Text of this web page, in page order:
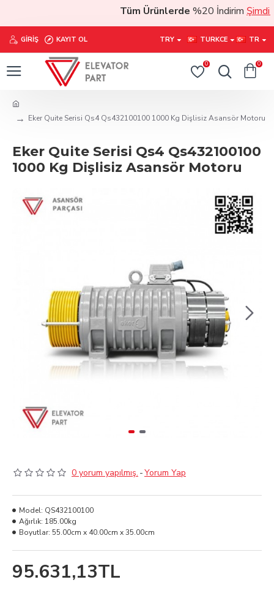
Tüm Ürünlerde%20 İndirimŞimdi
GIRIŞ KAYIT OL TRY TURKCE TR
0 0
Eker Quite Serisi Qs4 Qs432100100 1000 Kg Dişlisiz Asansör Motoru
Eker Quite Serisi Qs4 Qs432100100
1000 Kg Dişlisiz Asansör Motoru
0 yorum yapılmış. -Yorum Yap
95.631,13TL
Model: QS432100100
Ağırlık: 185.00kg
Boyutlar: 55.00cm x 40.00cm x 35.00cm